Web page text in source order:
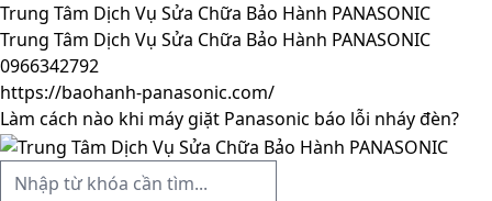
Trung Tâm Dịch Vụ Sửa Chữa Bảo Hành PANASONIC
Trung Tâm Dịch Vụ Sửa Chữa Bảo Hành PANASONIC
0966342792
https://baohanh-panasonic.com/
Làm cách nào khi máy giặt Panasonic báo lỗi nháy đèn?